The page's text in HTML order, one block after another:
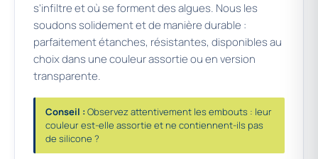
s'infiltre et où se forment des algues. Nous les
soudons solidement et de manière durable :
parfaitement étanches, résistantes, disponibles au
choix dans une couleur assortie ou en version
transparente.
Conseil : Observez attentivement les embouts : leur
couleur est-elle assortie et ne contiennent-ils pas
de silicone ?